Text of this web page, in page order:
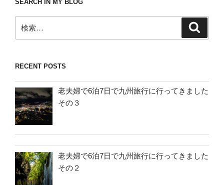
SEARCH IN MY BLOG
索:
RECENT POSTS
老夫婦で6泊7日で九州旅行に行ってきました
その３
老夫婦で6泊7日で九州旅行に行ってきました
その２